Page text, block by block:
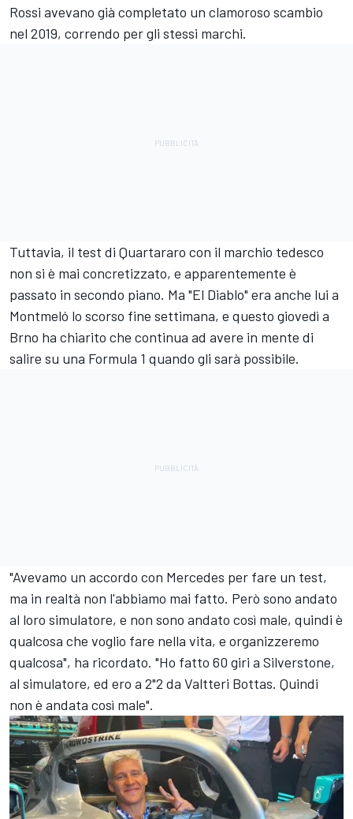
Rossi avevano già completato un clamoroso scambio
nel 2019, correndo per gli stessi marchi.
Tuttavia, il test di Quartararo con il marchio tedesco
non si è mai concretizzato, e apparentemente è
passato in secondo piano. Ma "El Diablo" era anche lui a
Montmeló lo scorso fine settimana, e questo giovedì a
Brno ha chiarito che continua ad avere in mente di
salire su una Formula 1 quando gli sarà possibile.
"Avevamo un accordo con Mercedes per fare un test,
ma in realtà non l'abbiamo mai fatto. Però sono andato
al loro simulatore, e non sono andato così male, quindi è
qualcosa che voglio fare nella vita, e organizzeremo
qualcosa", ha ricordato. "Ho fatto 60 giri a Silverstone,
al simulatore, ed ero a 2"2 da Valtteri Bottas. Quindi
non è andata così male".